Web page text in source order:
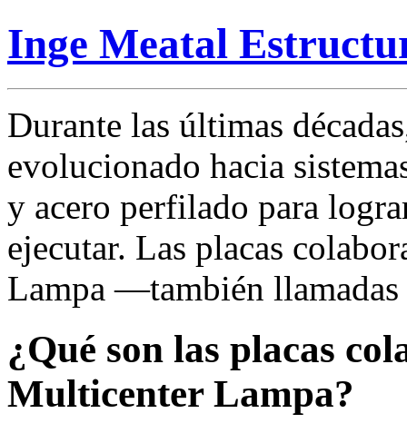
Inge Meatal
Durante las últimas
evolucionado hacia
y acero perfilado para
ejecutar. Las placas
Lampa —también llamadas
¿Qué son las placas
Multicenter Lampa?